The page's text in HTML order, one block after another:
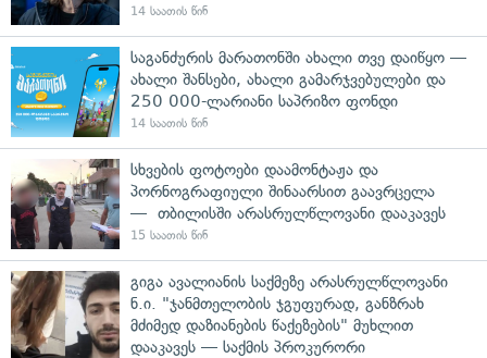
14 საათის წინ
საგანძურის მარათონში ახალი თვე დაიწყო —
ახალი შანსები, ახალი გამარჯვებულები და
250 000-ლარიანი საპრიზო ფონდი
14 საათის წინ
სხვების ფოტოები დაამონტაჟა და
პორნოგრაფიული შინაარსით გაავრცელა
— თბილისში არასრულწლოვანი დააკავეს
15 საათის წინ
გიგა ავალიანის საქმეზე არასრულწლოვანი
ნ.ი. "ჯანმთელობის ჯგუფურად, განზრახ
მძიმედ დაზიანების წაქეზების" მუხლით
დააკავეს — საქმის პროკურორი